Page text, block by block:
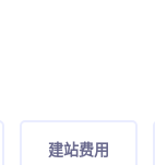
建站费用